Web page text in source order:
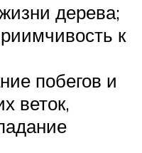
дерева;
к
побегов и
веток,